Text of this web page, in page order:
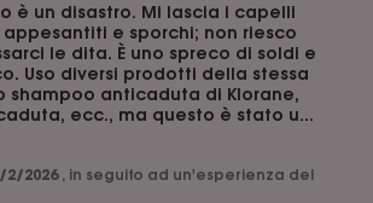
è un disastro. Mi lascia i capelli
e sporchi; non riesco
le dita. È uno spreco di soldi e
Uso diversi prodotti della stessa
shampoo anticaduta di Klorane,
ecc., ma questo è stato u...
2/2026 , in seguito ad un'esperienza del